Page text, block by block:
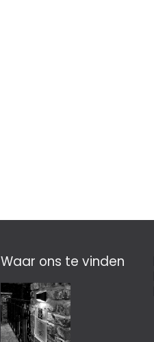
Waar ons te vinden